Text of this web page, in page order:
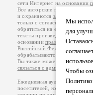
Мы
для
Чтобы
сети Интернет на основании
Все авторские права на
и охраняются законом
.
только с согласия его
обратиться на его авторской
тексты произведений авторы
основанииправил публикации
Российской Федерации
обрабатываются на
Вы также можете
связаться с администрацией
Ежедневная аудитория
посетителей, которые в